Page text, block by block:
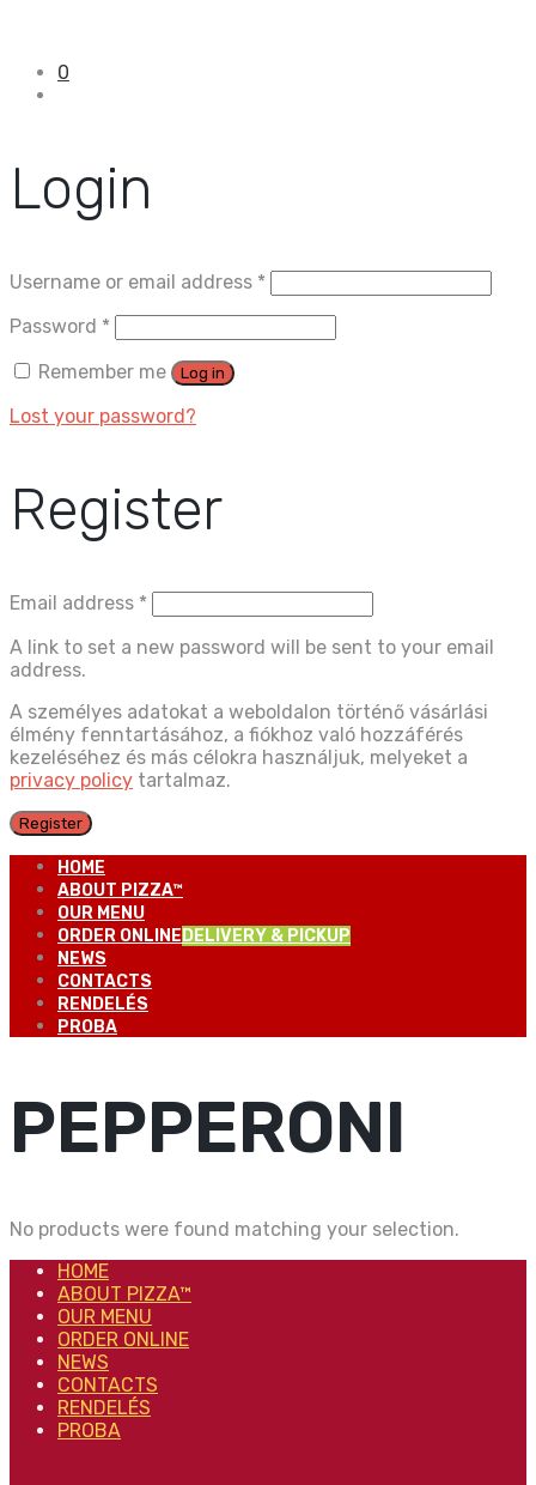
0
Login
Username or email address *
Password *
Remember me
Log in
Lost your password?
Register
Email address *
A link to set a new password will be sent to your email
address.
A személyes adatokat a weboldalon történő vásárlási
élmény fenntartásához, a fiókhoz való hozzáférés
kezeléséhez és más célokra használjuk, melyeket a
privacy policy tartalmaz.
Register
HOME
ABOUT PIZZA™
OUR MENU
ORDER ONLINE DELIVERY & PICKUP
NEWS
CONTACTS
RENDELÉS
PROBA
PEPPERONI
No products were found matching your selection.
HOME
ABOUT PIZZA™
OUR MENU
ORDER ONLINE
NEWS
CONTACTS
RENDELÉS
PROBA